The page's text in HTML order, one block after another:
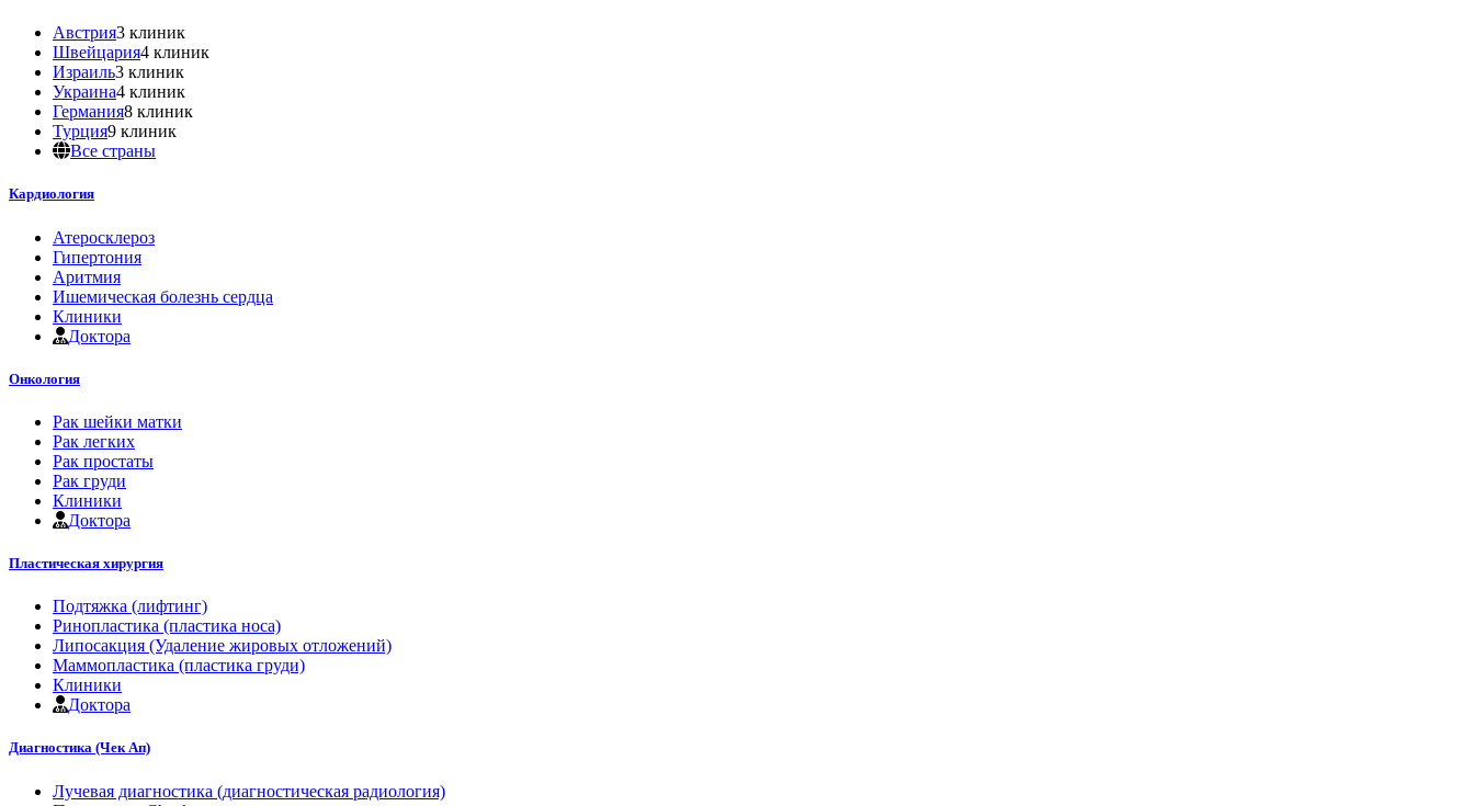
Австрия3 клиник
Швейцария4 клиник
Израиль3 клиник
Украина4 клиник
Германия8 клиник
Турция9 клиник
Все страны
Кардиология
Атеросклероз
Гипертония
Аритмия
Ишемическая болезнь сердца
Клиники
Доктора
Онкология
Рак шейки матки
Рак легких
Рак простаты
Рак груди
Клиники
Доктора
Пластическая хирургия
Подтяжка (лифтинг)
Ринопластика (пластика носа)
Липосакция (Удаление жировых отложений)
Маммопластика (пластика груди)
Клиники
Доктора
Диагностика (Чек Ап)
Лучевая диагностика (диагностическая радиология)